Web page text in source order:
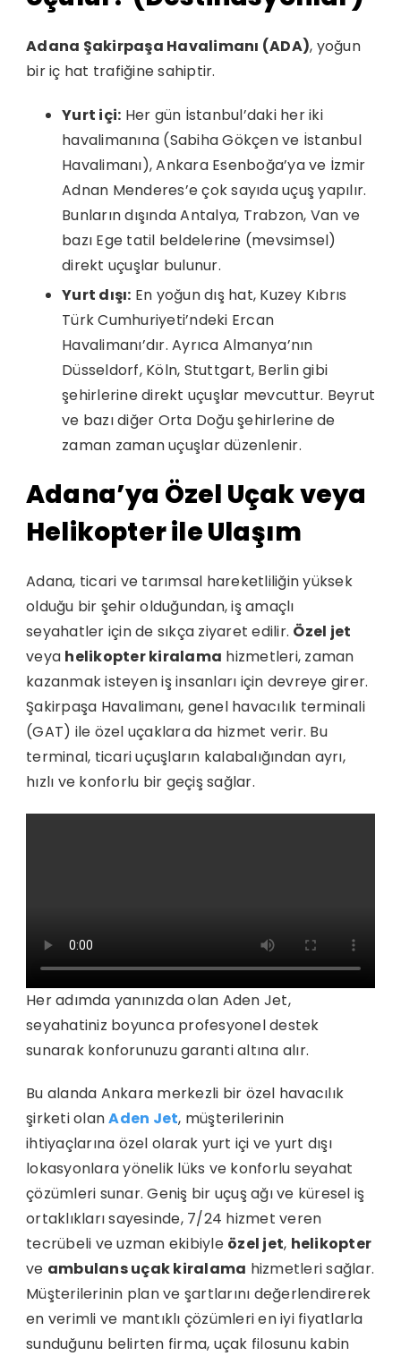
Adana Şakirpaşa Havalimanı (ADA), yoğun
bir iç hat trafiğine sahiptir.
Yurt içi: Her gün İstanbul’daki her iki
havalimanına (Sabiha Gökçen ve İstanbul
Havalimanı), Ankara Esenboğa’ya ve İzmir
Adnan Menderes’e çok sayıda uçuş yapılır.
Bunların dışında Antalya, Trabzon, Van ve
bazı Ege tatil beldelerine (mevsimsel)
direkt uçuşlar bulunur.
Yurt dışı: En yoğun dış hat, Kuzey Kıbrıs
Türk Cumhuriyeti’ndeki Ercan
Havalimanı’dır. Ayrıca Almanya’nın
Düsseldorf, Köln, Stuttgart, Berlin gibi
şehirlerine direkt uçuşlar mevcuttur. Beyrut
ve bazı diğer Orta Doğu şehirlerine de
zaman zaman uçuşlar düzenlenir.
Adana’ya Özel Uçak veya
Helikopter ile Ulaşım
Adana, ticari ve tarımsal hareketliliğin yüksek
olduğu bir şehir olduğundan, iş amaçlı
seyahatler için de sıkça ziyaret edilir. Özel jet
veya helikopter kiralama hizmetleri, zaman
kazanmak isteyen iş insanları için devreye girer.
Şakirpaşa Havalimanı, genel havacılık terminali
(GAT) ile özel uçaklara da hizmet verir. Bu
terminal, ticari uçuşların kalabalığından ayrı,
hızlı ve konforlu bir geçiş sağlar.
Her adımda yanınızda olan Aden Jet,
seyahatiniz boyunca profesyonel destek
sunarak konforunuzu garanti altına alır.
Bu alanda Ankara merkezli bir özel havacılık
şirketi olanAden Jet, müşterilerinin
ihtiyaçlarına özel olarak yurt içi ve yurt dışı
lokasyonlara yönelik lüks ve konforlu seyahat
çözümleri sunar. Geniş bir uçuş ağı ve küresel iş
ortaklıkları sayesinde, 7/24 hizmet veren
tecrübeli ve uzman ekibiyle özel jet, helikopter
ve ambulans uçak kiralama hizmetleri sağlar.
Müşterilerinin plan ve şartlarını değerlendirerek
en verimli ve mantıklı çözümleri en iyi fiyatlarla
sunduğunu belirten firma, uçak filosunu kabin